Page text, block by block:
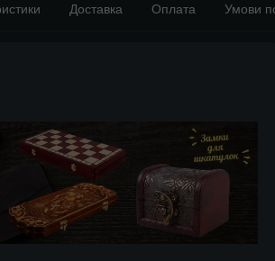
Доставка Оплата Умови